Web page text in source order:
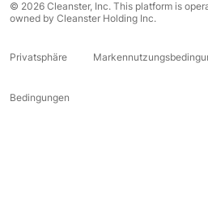
© 2026 Cleanster, Inc. This platform is
owned by Cleanster Holding Inc.
Privatsphäre
Bedingungen